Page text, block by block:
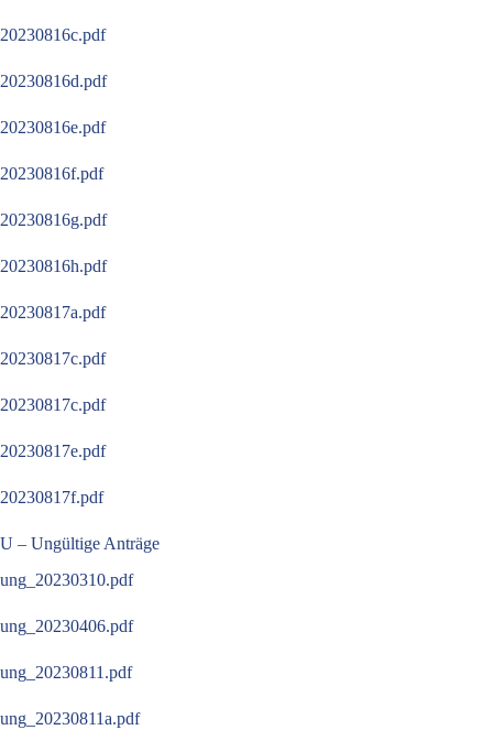
20230816c.pdf
20230816d.pdf
20230816e.pdf
20230816f.pdf
20230816g.pdf
20230816h.pdf
20230817a.pdf
20230817c.pdf
20230817c.pdf
20230817e.pdf
20230817f.pdf
U – Ungültige Anträge
ung_20230310.pdf
ung_20230406.pdf
ung_20230811.pdf
ung_20230811a.pdf